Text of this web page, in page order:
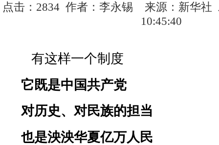
点击： 2834 作者：李永锡 来源：新华社
10:45:40
有这样一个制度
它既是中国共产党
对历史、对民族的担当
也是泱泱华夏亿万人民